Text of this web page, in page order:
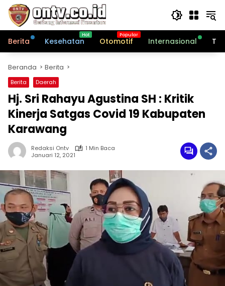
Langsung
konten
Berita
Kesehatan Otomotif Internasional
Beranda Berita
Berita Daerah
Hj. Sri Rahayu Agustina SH : Kritik
Kinerja Satgas Covid 19 Kabupaten
Karawang
Redaksi Ontv
1 Min Baca
Januari 12, 2021